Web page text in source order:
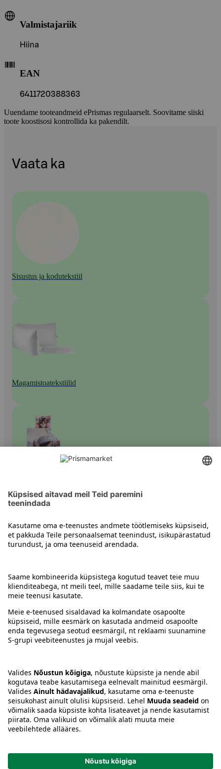
Valmistajariik
Hiina
EAN
6411720388363
Uuendame tooteandmeid ePrismas regulaarselt. Soovitame siiski
toote koostisosi kontrollida ka pakendilt.
Vaata ka
Sisustus ja kodutekstiil
Magamistoatekstiilid
Tekikotid
Juhised
Tingimused
Keel:ETENRU